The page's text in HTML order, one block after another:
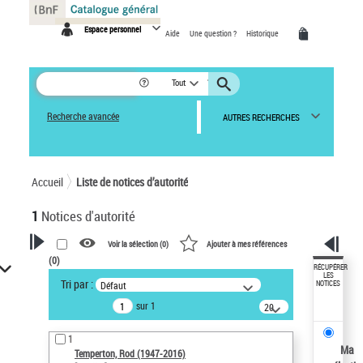
Espace personnel Aide Une question ? Historique
Tout
Recherche avancée AUTRES RECHERCHES
Accueil Liste de notices d’autorité
1 Notices d'autorité
VOTRE RECHERCHE
Recherche avancée dans les
notices d’autorité
Œuvres liées à l'auteur :
Temperton, Rod (1947-2016)
Voir la sélection (0) Ajouter à mes références
(0)
Tri par : Défaut
sur 1
20
résultats/page
1
Temperton, Rod (1947-2016)
RÉCUPÉRER
LES
NOTICES
Ma
Panneau de gestion des cookies